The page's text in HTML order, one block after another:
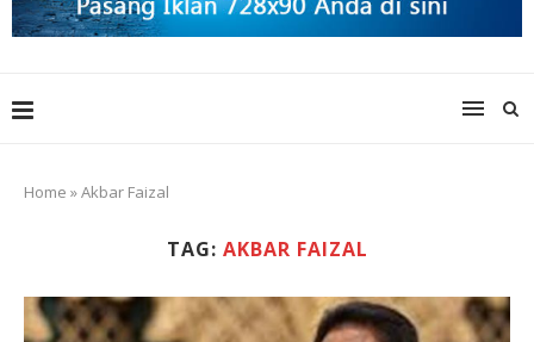
Home »Akbar Faizal
TAG: AKBAR FAIZAL